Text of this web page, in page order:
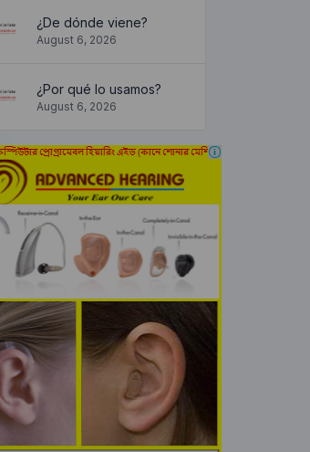
¿De dónde viene?
August 6, 2026
¿Por qué lo usamos?
August 6, 2026